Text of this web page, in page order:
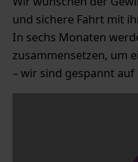
und sichere Fahrt mit
In sechs Monaten
zusammensetzen, um
– wir sind gespannt